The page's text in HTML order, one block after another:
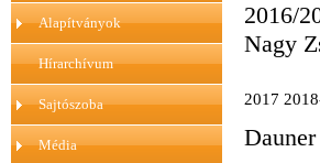
Alapítványok
Hírarchívum
Sajtószoba
Média
2016/
Nagy
2017